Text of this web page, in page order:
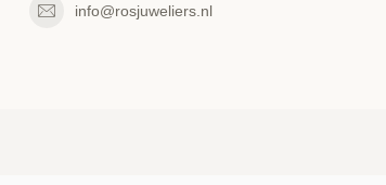
info@rosjuweliers.nl